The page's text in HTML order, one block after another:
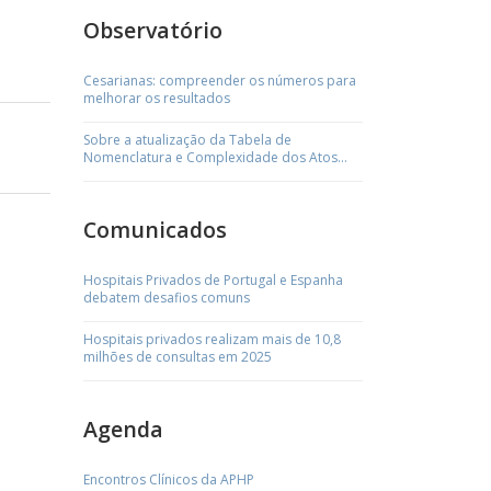
Observatório
Cesarianas: compreender os números para
melhorar os resultados
Sobre a atualização da Tabela de
Nomenclatura e Complexidade dos Atos
Comunicados
Hospitais Privados de Portugal e Espanha
debatem desafios comuns
Hospitais privados realizam mais de 10,8
milhões de consultas em 2025
Agenda
Encontros Clínicos da APHP